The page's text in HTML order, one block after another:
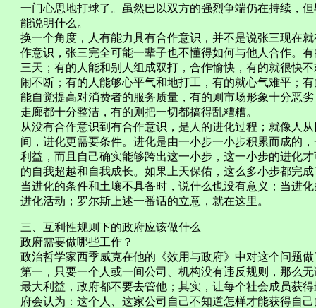
一门心思地打球了。虽然巴以双方的强烈争端仍在持续，
能说明什么。
换一个角度，人有能力具有合作意识，并不是说张三现在
作意识，张三完全可能一辈子也不懂得如何与他人合作。
三天；有的人能和别人组成双打，合作愉快，有的就很快
闹不断；有的人能够心平气和地打工，有的就心气难平；
能自觉提高对消费者的服务质量，有的则市场形象十分恶
走廊都十分整洁，有的则把一切都搞得乱糟糟。
从没有合作意识到有合作意识，是人的进化过程；就像人
间，进化更需要条件。进化是由一小步一小步积累而成的
利益，而且自己确实能够跨出这一小步，这一小步的进化
的自我超越和自我成长。如果上天保佑，这么多小步都完
当进化的条件和土壤不具备时，说什么也没有意义；当进
进化活动；罗尔斯上述一番话的立意，就在这里。
三、互利性规则下的政府应该做什么
政府需要做哪些工作？
政治哲学家西季威克在他的《效用与政府》中对这个问题做
第一，只要一个人或一间公司、机构没有违反规则，那么
最大利益，政府都不要去管他；其实，让每个社会成员获
府会认为：这个人、这家公司自己不知道怎样才能获得自